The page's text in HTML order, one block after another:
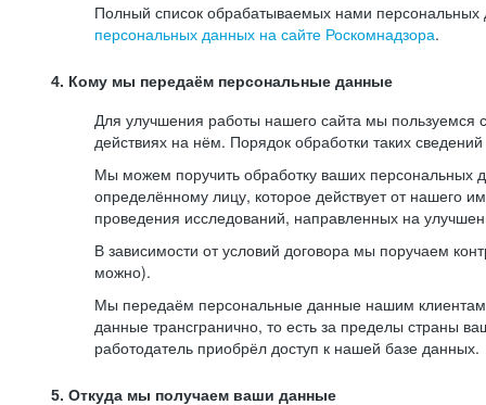
Полный список обрабатываемых нами персональных
персональных данных на сайте Роскомнадзора.
4. Кому мы передаём персональные данные
Для улучшения работы нашего сайта мы пользуемся
действиях на нём. Порядок обработки таких
Мы можем поручить обработку ваших персональных
определённому лицу, которое действует от нашего
проведения исследований, направленных на
В зависимости от условий договора мы поручаем
можно).
Мы передаём персональные данные нашим
данные трансгранично, то есть за пределы страны
работодатель приобрёл доступ к нашей базе данных.
5. Откуда мы получаем ваши данные